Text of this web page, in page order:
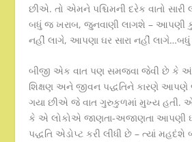
છીએ. તો એમને પશ્ચિમની દરેક વાતો
બધું જ ખરાબ, જુનવાણી લાગશે – આપણી
નહીં લાગે, આપણા ઘર સારા નહીં
બીજી એક વાત પણ સમજવા જેવી છે કે
શિક્ષણ અને જીવન પદ્ધતિને કારણે આપણે
ગયા છીએ જે વાત ગુરુકુળમાં મુખ્ય
કે એ લોકોએ જાણતા-અજાણતા આપણી
પદ્ધતિ એડોપ્ટ કરી લીધી છે – ત્યાં